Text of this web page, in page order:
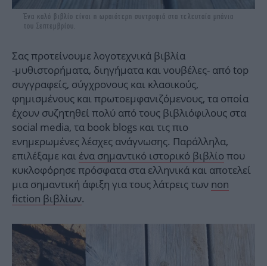
Ένα καλό βιβλίο είναι η ωραιότερη συντροφιά στα τελευταία μπάνια
του Σεπτεμβρίου.
Σας προτείνουμε λογοτεχνικά βιβλία
-μυθιστορήματα, διηγήματα και νουβέλες- από top
συγγραφείς, σύγχρονους και κλασικούς,
φημισμένους και πρωτοεμφανιζόμενους, τα οποία
έχουν συζητηθεί πολύ από τους βιβλιόφιλους στα
social media, τα book blogs και τις πιο
ενημερωμένες λέσχες ανάγνωσης. Παράλληλα,
επιλέξαμε και ένα σημαντικό ιστορικό βιβλίο που
κυκλοφόρησε πρόσφατα στα ελληνικά και αποτελεί
μια σημαντική άφιξη για τους λάτρεις των non
fiction βιβλίων.